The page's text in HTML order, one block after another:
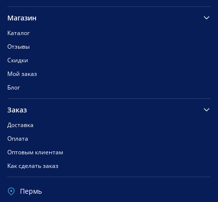
Магазин
Каталог
Отзывы
Скидки
Мой заказ
Блог
Заказ
Доставка
Оплата
Оптовым клиентам
Как сделать заказ
Пермь